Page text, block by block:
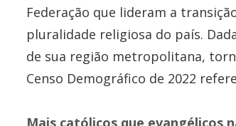
Federação que lideram a
pluralidade religiosa do país.
de sua região metropolitana,
Censo Demográfico de 2022
Mais católicos que evangélicos